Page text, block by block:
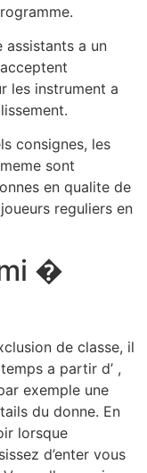
assistants a un
les instrument a
consignes, les
sont
en qualite de
reguliers en
�
de classe, il
a partir d’ ,
exemple une
du donne. En
lorsque
d’enter vous